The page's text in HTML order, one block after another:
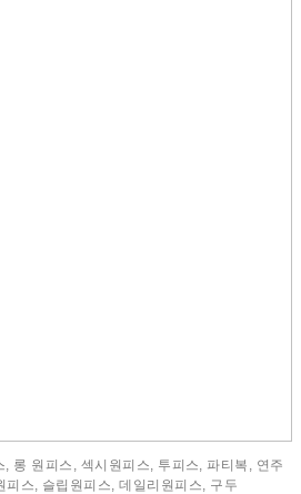
롱 원피스, 섹시원피스, 투피스, 파티복, 연주
피스, 슬립원피스, 데일리원피스, 구두